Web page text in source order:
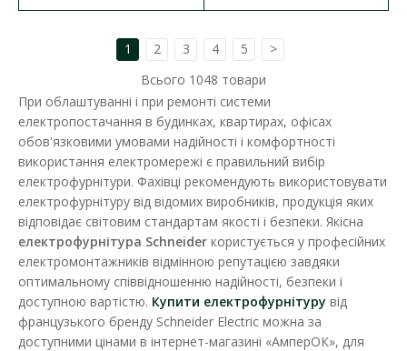
Розетка Schneider Asfora біла 1-на з заземленням з
В наявності
Відправка до 5 робочих днів
Schneider Electric Asfora - це простий та елегантний дизайн
виробів, що ідеально поєднуватиметься з ..
172.22 грн
ДО КОШИКА
В порівняння
В закладки
1 2 3 4 5
>
Всього 1048 товари
При облаштуванні і при ремонті системи
електропостачання в будинках, квартирах, офісах
обов'язковими умовами надійності і комфортності
використання електромережі є правильний вибір
електрофурнітури. Фахівці рекомендують використовувати
електрофурнітуру від відомих виробників, продукція яких
відповідає світовим стандартам якості і безпеки. Якісна
електрофурнітура Schneider користується у професійних
електромонтажників відмінною репутацією завдяки
оптимальному співвідношенню надійності, безпеки і
доступною вартістю. Купити електрофурнітуру від
французького бренду Schneider Electric можна за
доступними цінами в інтернет-магазині «АмперОК», для